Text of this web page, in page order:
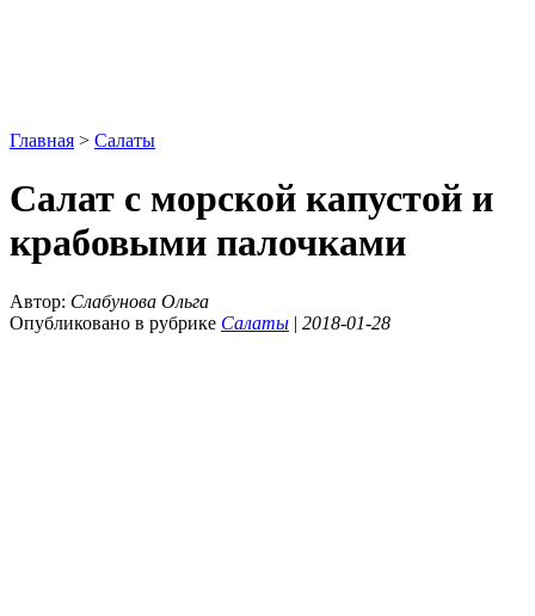
Главная > Салаты
Салат с морской капустой и
крабовыми палочками
Автор: Слабунова Ольга
Опубликовано в рубрике Салаты | 2018-01-28